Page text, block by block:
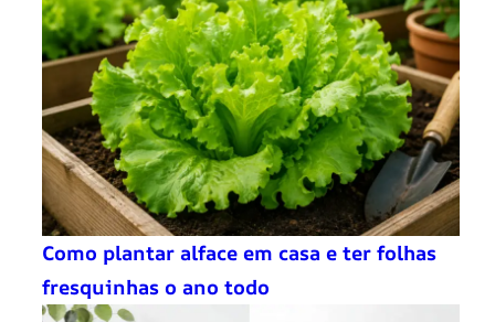
Como plantar alface em casa e ter folhas
fresquinhas o ano todo